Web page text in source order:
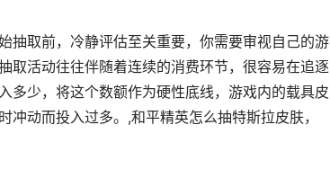
抽取前，冷静评估至关重要，你需要审视自己的游
取活动往往伴随着连续的消费环节，很容易在追逐
多少，将这个数额作为硬性底线，游戏内的载具皮
动而投入过多。,和平精英怎么抽特斯拉皮肤，